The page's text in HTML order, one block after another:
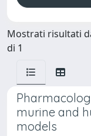
Mostrati risultati
di 1
murine and
models